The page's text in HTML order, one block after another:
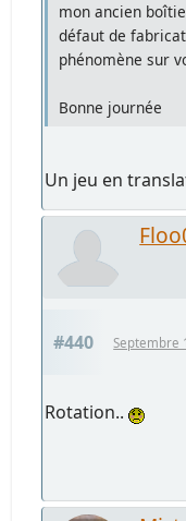
mon ancien
défaut de
phénomène sur
Bonne journée
Un jeu en
#440 Septembre
Rotation..